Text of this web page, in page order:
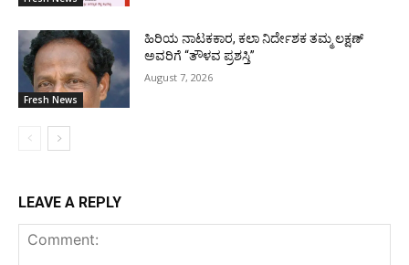
Fresh News
ಹಿರಿಯ ನಾಟಕಕಾರ, ಕಲಾ ನಿರ್ದೇಶಕ ತಮ್ಮ ಲಕ್ಷಣ್
ಅವರಿಗೆ “ತೌಳವ ಪ್ರಶಸ್ತಿ”
August 7, 2026
LEAVE A REPLY